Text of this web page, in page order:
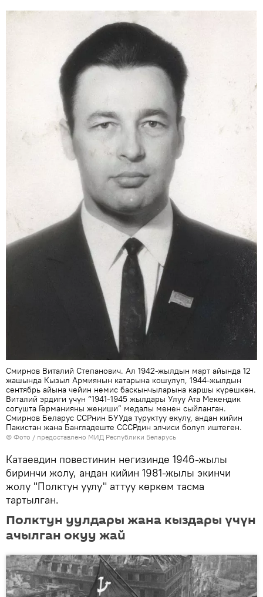
Смирнов Виталий Степанович. Ал 1942-жылдын март айында 12
жашында Кызыл Армиянын катарына кошулуп, 1944-жылдын
сентябрь айына чейин немис баскынчыларына каршы күрөшкөн.
Виталий эрдиги үчүн “1941-1945 жылдары Улуу Ата Мекендик
согушта Германияны жеңиши” медалы менен сыйланган.
Смирнов Беларус ССРнин БУУда туруктуу өкүлү, андан кийин
Пакистан жана Бангладеште СССРдин элчиси болуп иштеген.
© Фото / предоставлено МИД Республики Беларусь
Катаевдин повестинин негизинде 1946-жылы
биринчи жолу, андан кийин 1981-жылы экинчи
жолу "Полктун уулу" аттуу көркөм тасма
тартылган.
Полктун уулдары жана кыздары үчүн
ачылган окуу жай